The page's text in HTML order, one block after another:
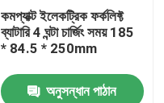
কমপ্যাক্ট ইলেকট্রিক ফর্কলিফ্ট
ব্যাটারি 4 ঘন্টা চার্জিং সময় 185
* 84.5 * 250mm
অনুসন্ধান পাঠান